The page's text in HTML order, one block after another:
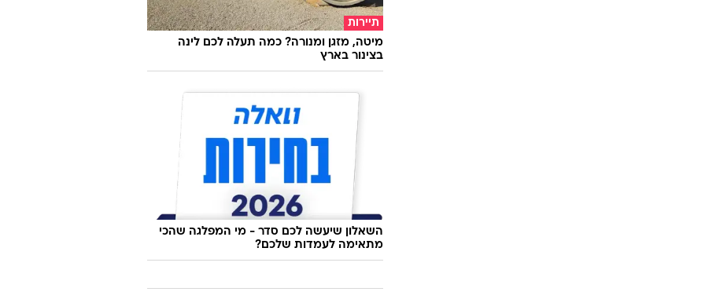
מיטה, מזגן ומנורה? כמה תעלה לכם לינה
בצינור בארץ
השאלון שיעשה לכם סדר - מי המפלגה שהכי
מתאימה לעמדות שלכם?